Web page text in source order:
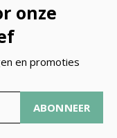
onze
en promoties
ABONNEER